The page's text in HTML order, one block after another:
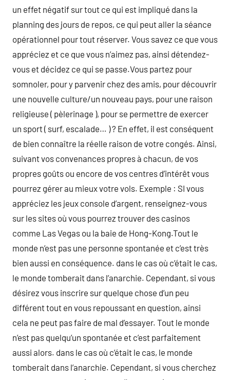
un effet négatif sur tout ce qui est impliqué dans la
planning des jours de repos, ce qui peut aller la séance
opérationnel pour tout réserver. Vous savez ce que vous
appréciez et ce que vous n’aimez pas, ainsi détendez-
vous et décidez ce qui se passe.Vous partez pour
somnoler, pour y parvenir chez des amis, pour découvrir
une nouvelle culture/un nouveau pays, pour une raison
religieuse ( pèlerinage ), pour se permettre de exercer
un sport ( surf, escalade… ) ? En effet, il est conséquent
de bien connaître la réelle raison de votre congés. Ainsi,
suivant vos convenances propres à chacun, de vos
propres goûts ou encore de vos centres d’intérêt vous
pourrez gérer au mieux votre vols. Exemple : SI vous
appréciez les jeux console d’argent, renseignez-vous
sur les sites où vous pourrez trouver des casinos
comme Las Vegas ou la baie de Hong-Kong.Tout le
monde n’est pas une personne spontanée et c’est très
bien aussi en conséquence. dans le cas où c’était le cas,
le monde tomberait dans l’anarchie. Cependant, si vous
désirez vous inscrire sur quelque chose d’un peu
différent tout en vous repoussant en question, ainsi
cela ne peut pas faire de mal d’essayer. Tout le monde
n’est pas quelqu’un spontanée et c’est parfaitement
aussi alors. dans le cas où c’était le cas, le monde
tomberait dans l’anarchie. Cependant, si vous cherchez